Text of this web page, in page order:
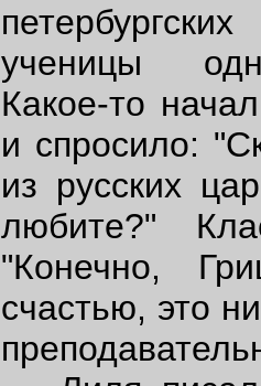
ученицы
Какое-то
и спросило:
из русских
любите?"
"Конечно,
счастью, это